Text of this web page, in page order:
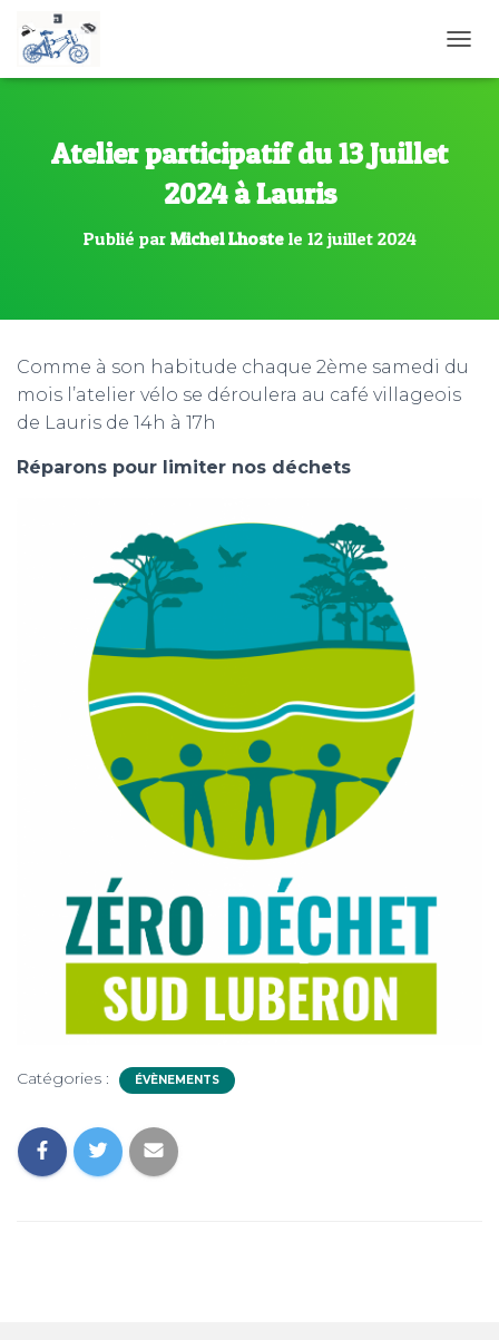
É
T
I
Atelier participatif du 13 Juillet
2024 à Lauris
Publié par Michel Lhostele 12 juillet 2024
Comme à son habitude chaque 2ème samedi du
mois l’atelier vélo se déroulera au café villageois
de Lauris de 14h à 17h
Réparons pour limiter nos déchets
Catégories : ÉVÈNEMENTS